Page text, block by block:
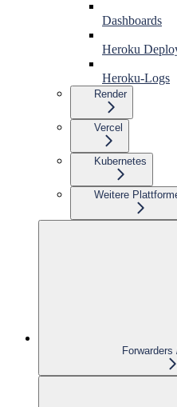
Dashboards
Heroku
Heroku-Logs
Render
Vercel
Kubernetes
Weitere
Forwarders